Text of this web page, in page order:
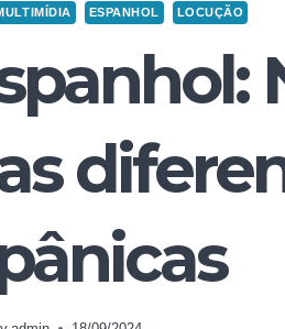
ESPANHOL LOCUÇÃO